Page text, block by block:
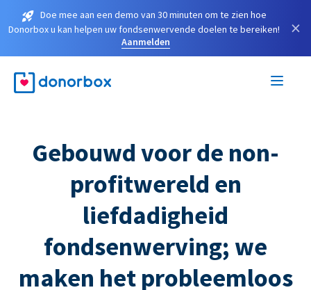
Doe mee aan een demo van 30 minuten om te zien hoe
Donorbox u kan helpen uw fondsenwervende doelen te bereiken!
Aanmelden
×
Gebouwd voor de non-
profitwereld en
liefdadigheid
fondsenwerving; we
maken het probleemloos